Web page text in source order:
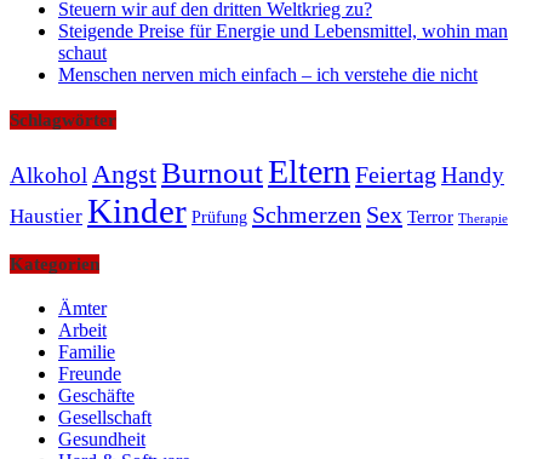
Steuern wir auf den dritten Weltkrieg zu?
Steigende Preise für Energie und Lebensmittel, wohin man
schaut
Menschen nerven mich einfach – ich verstehe die nicht
Schlagwörter
Alkohol AngstBurnoutEltern Feiertag Handy
Haustier Kinder Prüfung Schmerzen Sex Terror Therapie
Kategorien
Ämter
Arbeit
Familie
Freunde
Geschäfte
Gesellschaft
Gesundheit